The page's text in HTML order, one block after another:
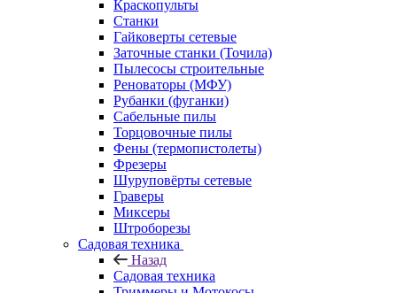
Краскопульты
Станки
Гайковерты сетевые
Заточные станки (Точила)
Пылесосы строительные
Реноваторы (МФУ)
Рубанки (фуганки)
Сабельные пилы
Торцовочные пилы
Фены (термопистолеты)
Фрезеры
Шуруповёрты сетевые
Граверы
Миксеры
Штроборезы
Садовая техника
Назад
Садовая техника